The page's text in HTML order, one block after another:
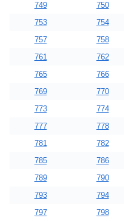
749
750
753
754
757
758
761
762
765
766
769
770
773
774
777
778
781
782
785
786
789
790
793
794
797
798